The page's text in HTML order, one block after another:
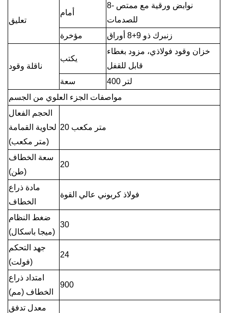
تعليق
أمام
8- نوابض ورقية مع ممتص
للصدمات
مؤخرة
زنبرك ذو 9+8 أوراق
ناقلة وقود
يكتب
خزان وقود فولاذي، مزود بغطاء
قابل للقفل
سعة
400 لتر
مواصفات الجزء العلوي من الجسم
الحجم الفعال
لحاوية القمامة
(متر مكعب)
20 متر مكعب
سعة الخطاف
(طن)
20
مادة ذراع
الخطاف
فولاذ كربوني عالي القوة
ضغط النظام
(ميجا باسكال)
30
جهد التحكم
(فولت)
24
امتداد ذراع
الخطاف (مم)
900
معدل تدفق